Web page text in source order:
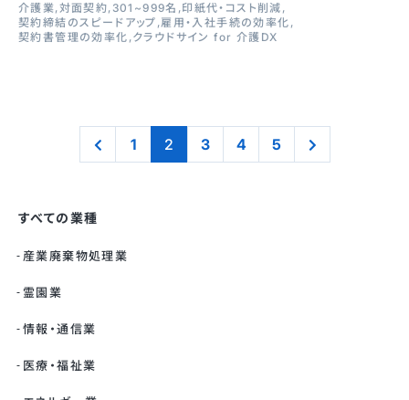
介護業 対面契約 301~999名 印紙代・コスト削減
契約締結のスピードアップ 雇用・入社手続の効率化
契約書管理の効率化 クラウドサイン for 介護DX
1 2 3 4 5
すべての業種
産業廃棄物処理業
霊園業
情報・通信業
医療・福祉業